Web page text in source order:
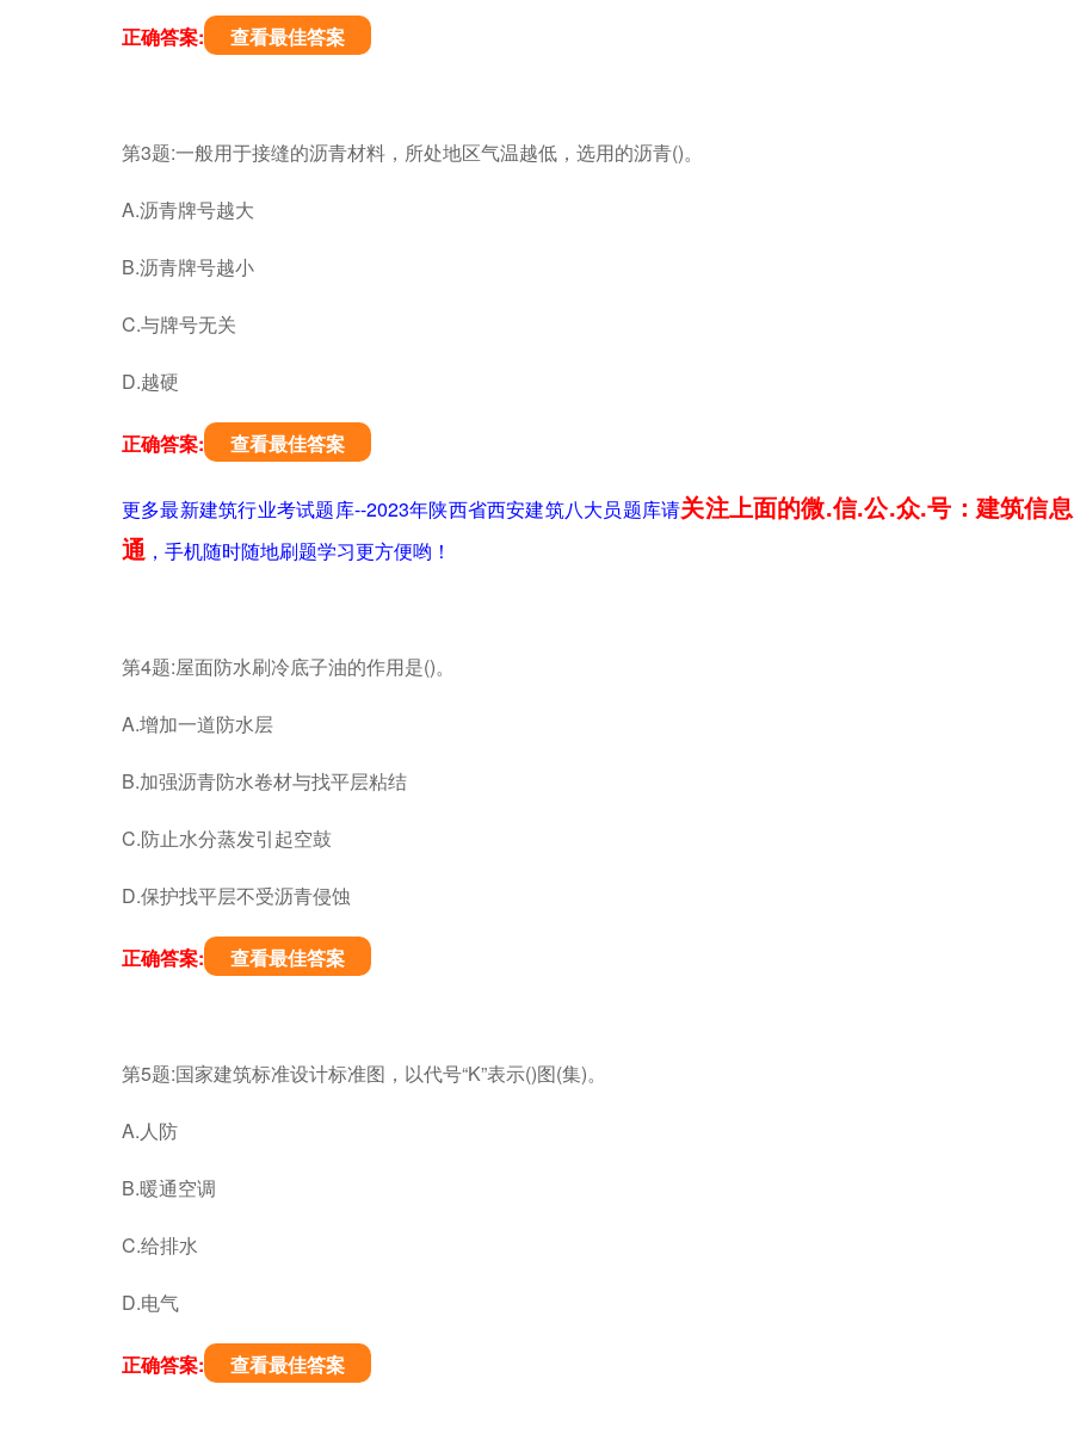
正确答案: 查看最佳答案
第3题:一般用于接缝的沥青材料，所处地区气温越低，选用的沥青()。
A.沥青牌号越大
B.沥青牌号越小
C.与牌号无关
D.越硬
正确答案: 查看最佳答案
更多最新建筑行业考试题库--2023年陕西省西安建筑八大员题库请关注上面的微.信.公.众.号：建筑信息
通，手机随时随地刷题学习更方便哟！
第4题:屋面防水刷冷底子油的作用是()。
A.增加一道防水层
B.加强沥青防水卷材与找平层粘结
C.防止水分蒸发引起空鼓
D.保护找平层不受沥青侵蚀
正确答案: 查看最佳答案
第5题:国家建筑标准设计标准图，以代号“K”表示()图(集)。
A.人防
B.暖通空调
C.给排水
D.电气
正确答案: 查看最佳答案